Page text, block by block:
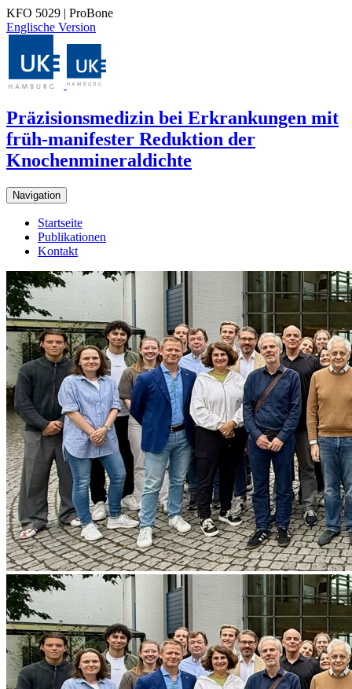
KFO 5029 | ProBone
Englische Version
Präzisionsmedizin bei Erkrankungen mit
früh-manifester Reduktion der
Knochenmineraldichte
Navigation
Startseite
Publikationen
Kontakt